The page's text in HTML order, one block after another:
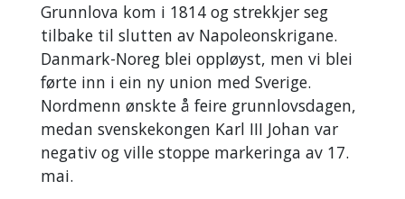
Grunnlova kom i 1814 og strekkjer seg
tilbake til slutten av Napoleonskrigane.
Danmark-Noreg blei oppløyst, men vi blei
førte inn i ein ny union med Sverige.
Nordmenn ønskte å feire grunnlovsdagen,
medan svenskekongen Karl III Johan var
negativ og ville stoppe markeringa av 17.
mai.